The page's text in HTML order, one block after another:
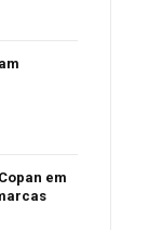
em